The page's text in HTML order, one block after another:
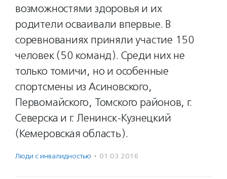
возможностями здоровья и их
родители осваивали впервые. В
соревнованиях приняли участие 150
человек (50 команд). Среди них не
только томичи, но и особенные
спортсмены из Асиновского,
Первомайского, Томского районов, г.
Северска и г. Ленинск-Кузнецкий
(Кемеровская область).
Люди с инвалидностью · 01.03.2016